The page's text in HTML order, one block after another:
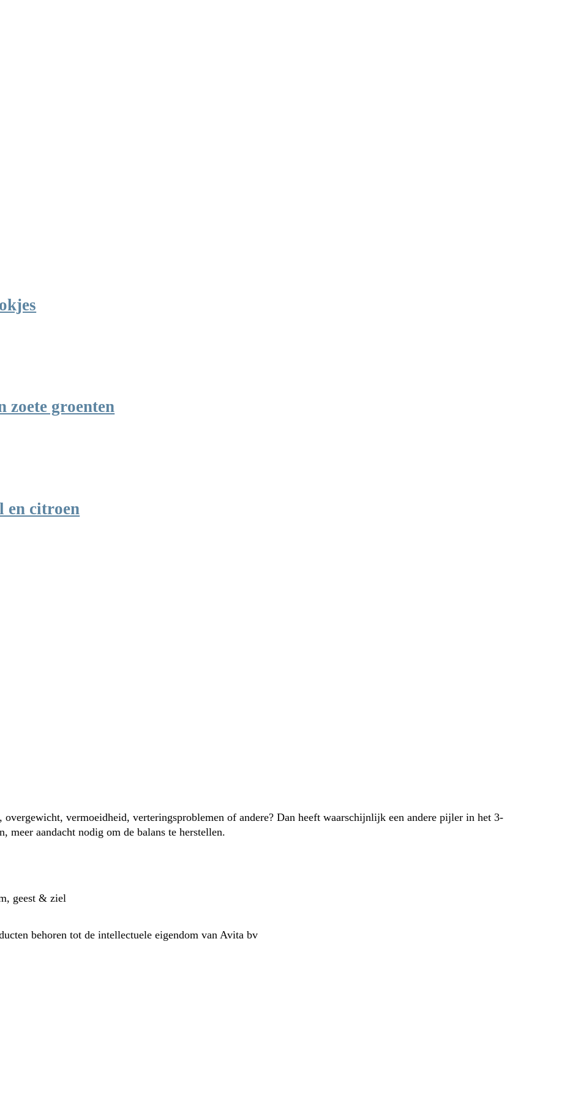
zoete groenten
en citroen
vermoeidheid, verteringsproblemen of andere? Dan heeft waarschijnlijk een andere pijler in het 3-
meer aandacht nodig om de balans te herstellen.
geest & ziel
behoren tot de intellectuele eigendom van Avita bv